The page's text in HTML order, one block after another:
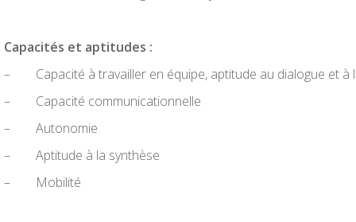
Capacités et aptitudes :
– Capacité à travailler en équipe, aptitude au dialogue et à
– Capacité communicationnelle
– Autonomie
– Aptitude à la synthèse
– Mobilité